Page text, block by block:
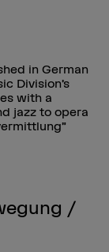
in German
Division’s
with a
jazz to opera
/